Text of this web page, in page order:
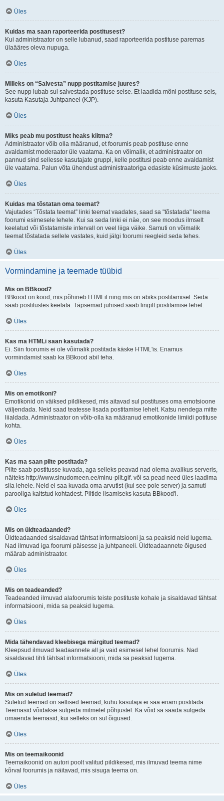
Üles
Kuidas ma saan raporteerida postitusest?
Kui administraator on selle lubanud, saad raporteerida postituse paremas
ülaääres oleva nupuga.
Üles
Milleks on “Salvesta” nupp postitamise juures?
See nupp lubab sul salvestada postituse seise. Et laadida mõni postituse seis,
kasuta Kasutaja Juhtpaneel (KJP).
Üles
Miks peab mu postitust heaks kiitma?
Administraator võib olla määranud, et foorumis peab postituse enne
avaldamist moderaator üle vaatama. Ka on võimalik, et administraator on
pannud sind sellesse kasutajate gruppi, kelle postitusi peab enne avaldamist
üle vaatama. Palun võta ühendust administraatoriga edasiste küsimuste jaoks.
Üles
Kuidas ma tõstatan oma teemat?
Vajutades “Tõstata teemat” linki teemat vaadates, saad sa "tõstatada" teema
foorumi esimesele lehele. Kui sa seda linki ei näe, on see moodus ilmselt
keelatud või tõstatamiste intervall on veel liiga väike. Samuti on võimalik
teemat tõstatada sellele vastates, kuid jälgi foorumi reegleid seda tehes.
Üles
Vormindamine ja teemade tüübid
Mis on BBkood?
BBkood on kood, mis põhineb HTMLil ning mis on abiks postitamisel. Seda
saab postitustes keelata. Täpsemad juhised saab lingilt postitamise lehel.
Üles
Kas ma HTMLi saan kasutada?
Ei. Siin foorumis ei ole võimalik postitada käske HTML'is. Enamus
vormindamist saab ka BBkood abil teha.
Üles
Mis on emotikoni?
Emotikonid on väiksed pildikesed, mis aitavad sul postituses oma emotsioone
väljendada. Neid saad teatesse lisada postitamise lehelt. Katsu nendega mitte
liialdada. Administraator on võib-olla ka määranud emotikonide limiidi potituse
kohta.
Üles
Kas ma saan pilte postitada?
Pilte saab postitusse kuvada, aga selleks peavad nad olema avalikus serveris,
näiteks http://www.sinudomeen.ee/minu-pilt.gif. või sa pead need üles laadima
siia lehele. Neid ei saa kuvada oma arvutist (kui see pole server) ja samuti
parooliga kaitstud kohtadest. Piltide lisamiseks kasuta BBkood'i.
Üles
Mis on üldteadaanded?
Üldteadaanded sisaldavad tähtsat informatsiooni ja sa peaksid neid lugema.
Nad ilmuvad iga foorumi päisesse ja juhtpaneeli. Üldteadaannete õigused
määrab administraator.
Üles
Mis on teadeanded?
Teadeanded ilmuvad alafoorumis teiste postituste kohale ja sisaldavad tähtsat
informatsiooni, mida sa peaksid lugema.
Üles
Mida tähendavad kleebisega märgitud teemad?
Kleepsud ilmuvad teadaannete all ja vaid esimesel lehel foorumis. Nad
sisaldavad tihti tähtsat informatsiooni, mida sa peaksid lugema.
Üles
Mis on suletud teemad?
Suletud teemad on sellised teemad, kuhu kasutaja ei saa enam postitada.
Teemasid võidakse sulgeda mitmetel põhjustel. Ka võid sa saada sulgeda
omaenda teemasid, kui selleks on sul õigused.
Üles
Mis on teemaikoonid
Teemaikoonid on autori poolt valitud pildikesed, mis ilmuvad teema nime
kõrval foorumis ja näitavad, mis sisuga teema on.
Üles